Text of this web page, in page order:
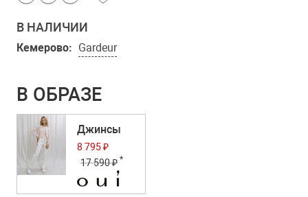
В НАЛИЧИИ
Кемерово: Gardeur
В ОБРАЗЕ
Джинсы
8 795 ₽
17 590 ₽ *